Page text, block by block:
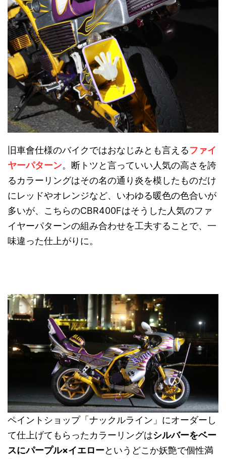
旧車會仕様のバイクではおなじみとも言えるファイ
ヤーパターン。断トツと言っていい人気の高さを誇
るカラーリングはその名の通り炎を模したものだけ
にレッドやオレンジなど、いわゆる暖色の色合いが
多いが、こちらのCBR400Fはそうした人気のファ
イヤーパターンの組み合わせを工夫することで、一
味違った仕上がりに。
ペイントショップ「ナックルライン」にオーダーし
て仕上げてもらったカラーリングはシルバーをベー
スにパープル×イエローというどこか妖艶で個性満